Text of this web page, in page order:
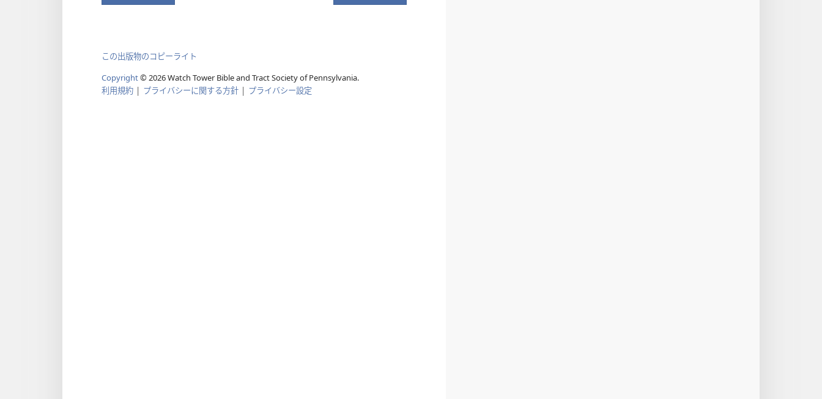
この出版物のコピーライト
Copyright© 2026 Watch Tower Bible and Tract Society of Pennsylvania.
利用規約 | プライバシーに関する方針 | プライバシー設定